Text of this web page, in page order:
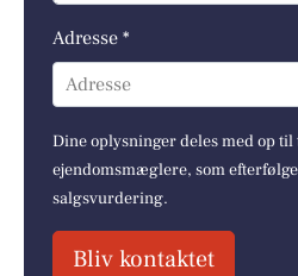
Adresse *
Adresse
Dine oplysninger deles med op til
ejendomsmæglere, som
salgsvurdering.
Bliv kontaktet